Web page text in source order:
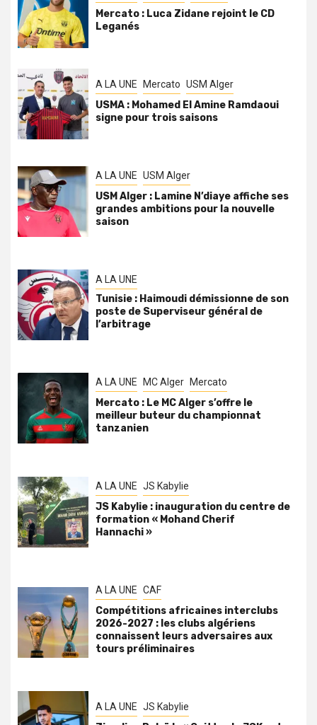
Mercato : Luca Zidane rejoint le CD
Leganés
A LA UNE Mercato USM Alger
USMA : Mohamed El Amine Ramdaoui
signe pour trois saisons
A LA UNE USM Alger
USM Alger : Lamine N’diaye affiche ses
grandes ambitions pour la nouvelle
saison
A LA UNE
Tunisie : Haimoudi démissionne de son
poste de Superviseur général de
l’arbitrage
A LA UNE MC Alger Mercato
Mercato : Le MC Alger s’offre le
meilleur buteur du championnat
tanzanien
A LA UNE JS Kabylie
JS Kabylie : inauguration du centre de
formation « Mohand Cherif
Hannachi »
A LA UNE CAF
Compétitions africaines interclubs
2026-2027 : les clubs algériens
connaissent leurs adversaires aux
tours préliminaires
A LA UNE JS Kabylie